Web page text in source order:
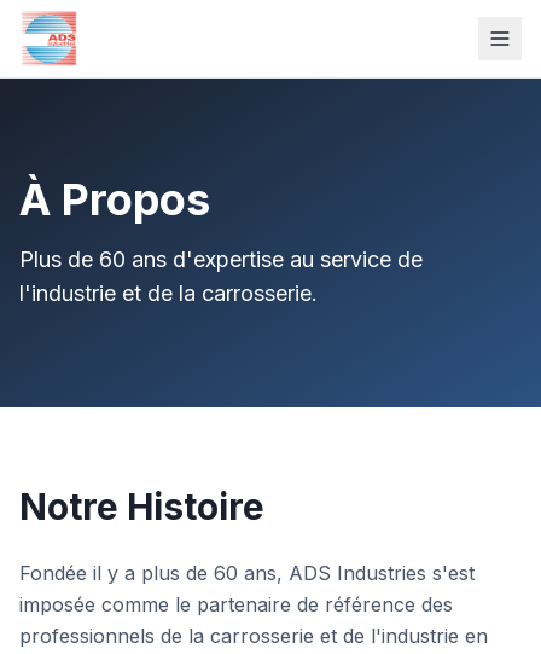
À Propos
Plus de 60 ans d'expertise au service de
l'industrie et de la carrosserie.
Notre Histoire
Fondée il y a plus de 60 ans, ADS Industries s'est
imposée comme le partenaire de référence des
professionnels de la carrosserie et de l'industrie en